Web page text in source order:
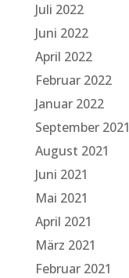
Juli 2022
Juni 2022
April 2022
Februar 2022
Januar 2022
September 2021
August 2021
Juni 2021
Mai 2021
April 2021
März 2021
Februar 2021